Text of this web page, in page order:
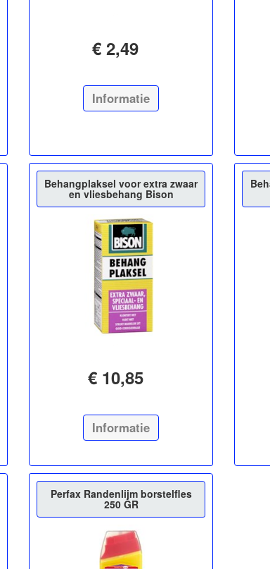
€ 2,49
Informatie
Behangplaksel voor extra zwaar
en vliesbehang Bison
€ 10,85
Informatie
Perfax Randenlijm borstelfles
250 GR